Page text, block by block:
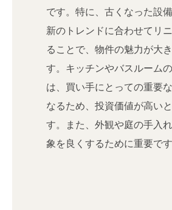
です。特に、古くなった設
新のトレンドに合わせてリ
ることで、物件の魅力が大
す。キッチンやバスルーム
は、買い手にとっての重要
なるため、投資価値が高い
す。また、外観や庭の手入
象を良くするために重要です